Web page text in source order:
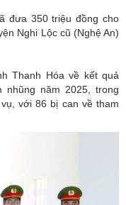
đưa 350 triệu đồng cho
Nghi Lộc cũ (Nghệ An)
Thanh Hóa về kết quả
nhũng năm 2025, trong
với 86 bị can về tham